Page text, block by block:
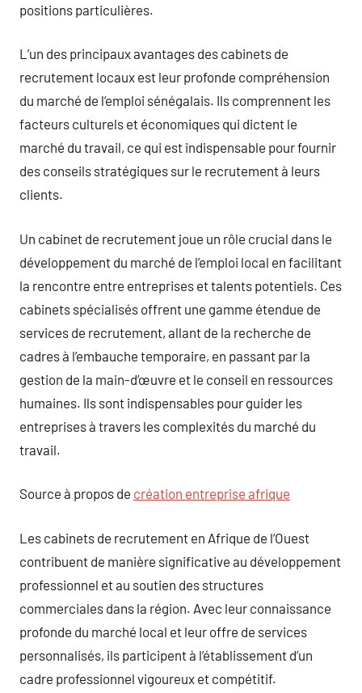
positions particulières.
L’un des principaux avantages des cabinets de
recrutement locaux est leur profonde compréhension
du marché de l’emploi sénégalais. Ils comprennent les
facteurs culturels et économiques qui dictent le
marché du travail, ce qui est indispensable pour fournir
des conseils stratégiques sur le recrutement à leurs
clients.
Un cabinet de recrutement joue un rôle crucial dans le
développement du marché de l’emploi local en facilitant
la rencontre entre entreprises et talents potentiels. Ces
cabinets spécialisés offrent une gamme étendue de
services de recrutement, allant de la recherche de
cadres à l’embauche temporaire, en passant par la
gestion de la main-d’œuvre et le conseil en ressources
humaines. Ils sont indispensables pour guider les
entreprises à travers les complexités du marché du
travail.
Source à propos de création entreprise afrique
Les cabinets de recrutement en Afrique de l’Ouest
contribuent de manière significative au développement
professionnel et au soutien des structures
commerciales dans la région. Avec leur connaissance
profonde du marché local et leur offre de services
personnalisés, ils participent à l’établissement d’un
cadre professionnel vigoureux et compétitif.